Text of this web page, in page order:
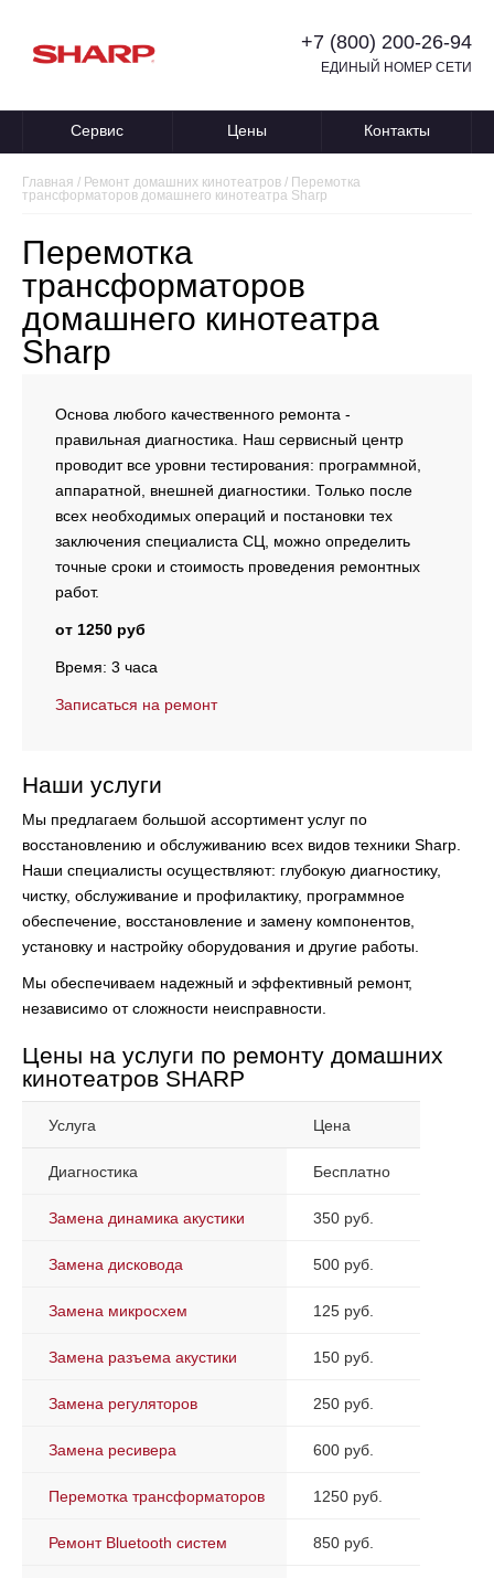
+7 (800) 200-26-94
ЕДИНЫЙ НОМЕР СЕТИ
Сервис Цены Контакты
Главная / Ремонт домашних кинотеатров / Перемотка
трансформаторов домашнего кинотеатра Sharp
Перемотка
трансформаторов
домашнего кинотеатра
Sharp
Основа любого качественного ремонта -
правильная диагностика. Наш сервисный центр
проводит все уровни тестирования: программной,
аппаратной, внешней диагностики. Только после
всех необходимых операций и постановки тех
заключения специалиста СЦ, можно определить
точные сроки и стоимость проведения ремонтных
работ.
от 1250 руб
Время: 3 часа
Записаться на ремонт
Наши услуги
Мы предлагаем большой ассортимент услуг по
восстановлению и обслуживанию всех видов техники Sharp.
Наши специалисты осуществляют: глубокую диагностику,
чистку, обслуживание и профилактику, программное
обеспечение, восстановление и замену компонентов,
установку и настройку оборудования и другие работы.
Мы обеспечиваем надежный и эффективный ремонт,
независимо от сложности неисправности.
Цены на услуги по ремонту домашних
кинотеатров SHARP
Услуга Цена
Диагностика Бесплатно
Замена динамика акустики 350 руб.
Замена дисковода 500 руб.
Замена микросхем 125 руб.
Замена разъема акустики 150 руб.
Замена регуляторов 250 руб.
Замена ресивера 600 руб.
Перемотка трансформаторов 1250 руб.
Ремонт Bluetooth систем 850 руб.